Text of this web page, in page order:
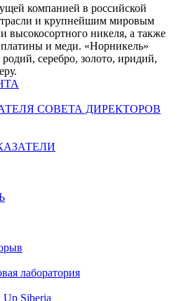
компанией в российской
и крупнейшим мировым
высокосортного никеля, а также
и меди. «Норникель»
серебро, золото, иридий,
СОВЕТА ДИРЕКТОРОВ
лаборатория
Siberia